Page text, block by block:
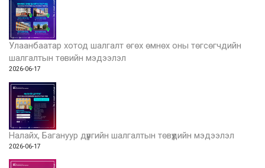
Улаанбаатар хотод шалгалт өгөх өмнөх оны төгсөгчдийн
шалгалтын төвийн мэдээлэл
2026-06-17
Налайх, Багануур дүүргийн шалгалтын төвүүдийн мэдээлэл
2026-06-17